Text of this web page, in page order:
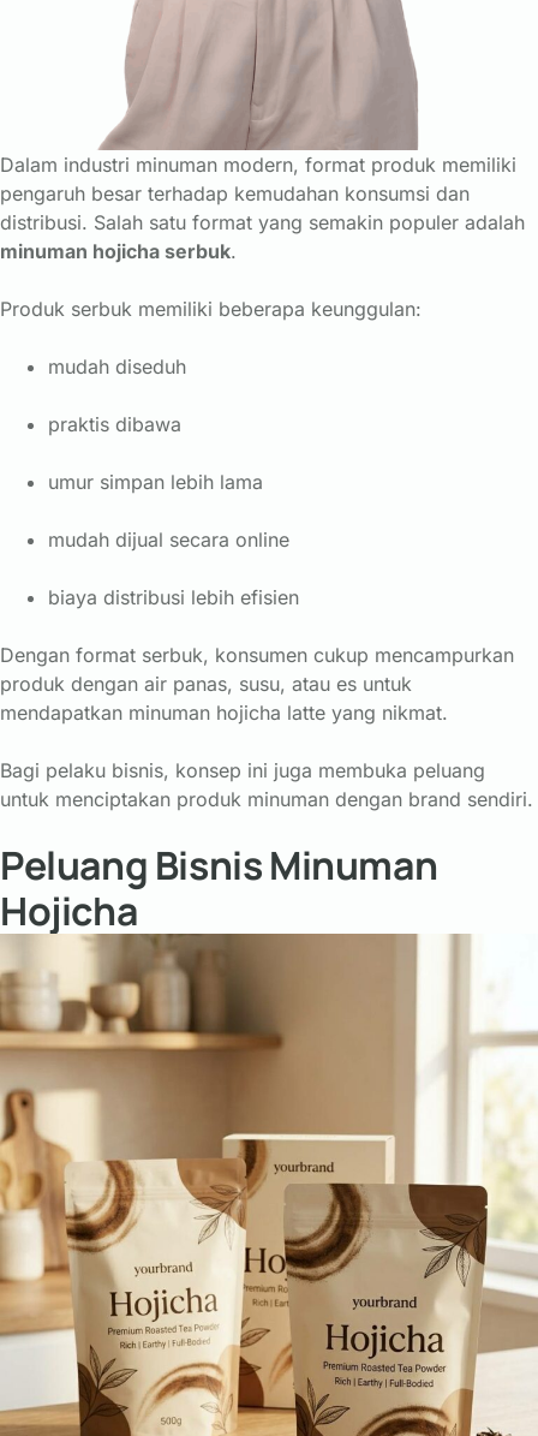
Dalam industri minuman modern, format produk memiliki
pengaruh besar terhadap kemudahan konsumsi dan
distribusi. Salah satu format yang semakin populer adalah
minuman hojicha serbuk.
Produk serbuk memiliki beberapa keunggulan:
mudah diseduh
praktis dibawa
umur simpan lebih lama
mudah dijual secara online
biaya distribusi lebih efisien
Dengan format serbuk, konsumen cukup mencampurkan
produk dengan air panas, susu, atau es untuk
mendapatkan minuman hojicha latte yang nikmat.
Bagi pelaku bisnis, konsep ini juga membuka peluang
untuk menciptakan produk minuman dengan brand sendiri.
Peluang Bisnis Minuman
Hojicha